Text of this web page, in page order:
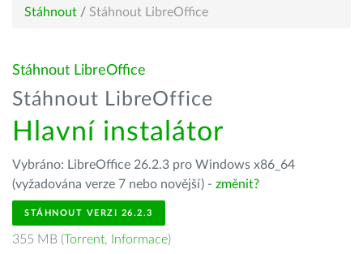
Stáhnout / Stáhnout LibreOffice
Stáhnout LibreOffice
Stáhnout LibreOffice
Hlavní instalátor
Vybráno: LibreOffice 26.2.3 pro Windows x86_64
(vyžadována verze 7 nebo novější) - změnit?
STÁHNOUT VERZI 26.2.3
355 MB (Torrent, Informace)